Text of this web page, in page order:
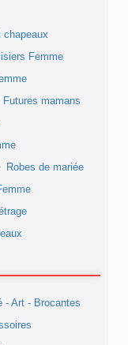
chapeaux
Femme
Futures mamans
Robes de mariée
- Art - Brocantes